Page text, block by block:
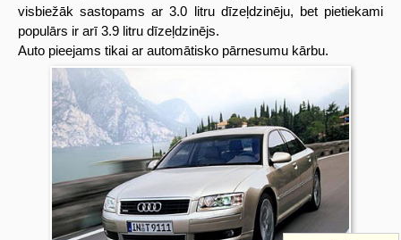
visbiežāk sastopams ar 3.0 litru dīzeļdzinēju, bet pietiekami
populārs ir arī 3.9 litru dīzeļdzinējs.
Auto pieejams tikai ar automātisko pārnesumu kārbu.